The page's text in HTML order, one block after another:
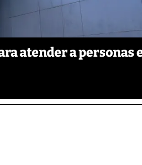
atender a personas